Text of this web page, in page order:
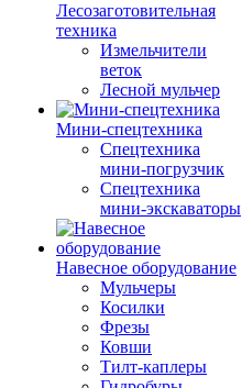
Лесозаготовительная
техника
Измельчители
веток
Лесной мульчер
Мини-спецтехника
Спецтехника
мини-погрузчик
Спецтехника
мини-экскаваторы
Навесное оборудование
Мульчеры
Косилки
Фрезы
Ковши
Тилт-каплеры